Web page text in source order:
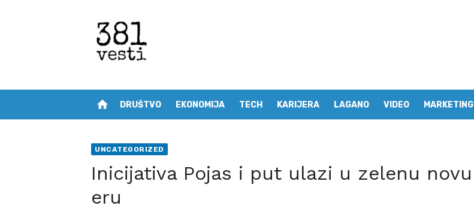
home DRUŠTVO EKONOMIJA TECH KARIJERA LAGANO VIDEO MARKETING
UNCATEGORIZED
Inicijativa Pojas i put ulazi u zelenu novu
eru